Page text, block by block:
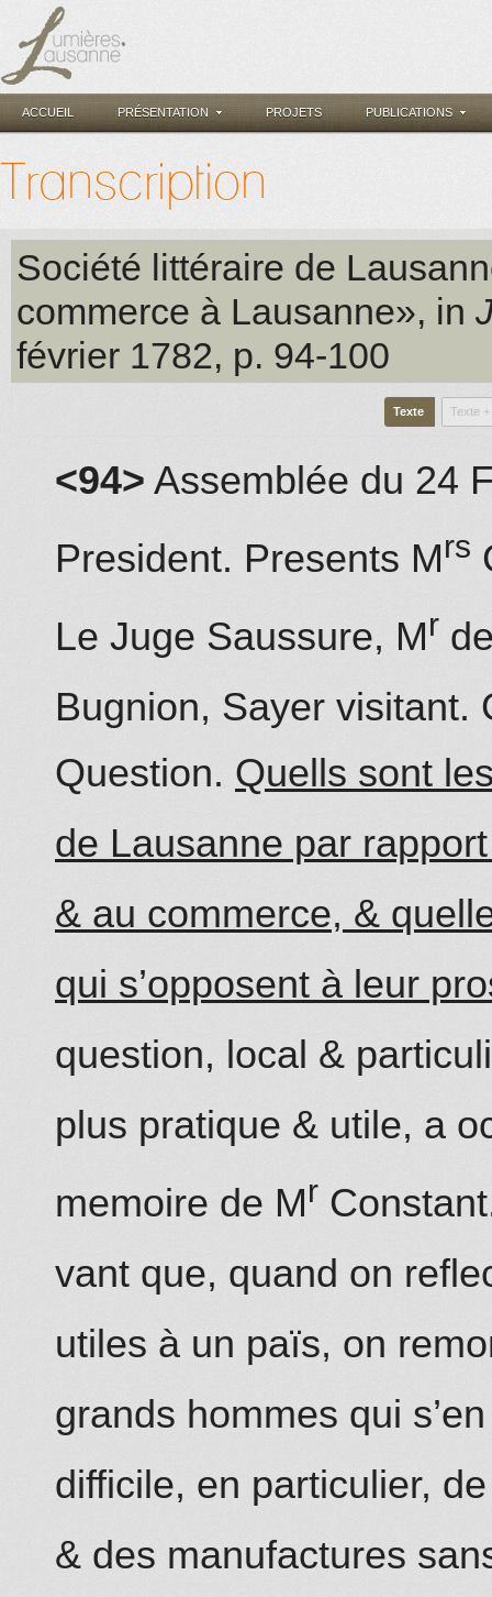
ACCUEIL PRÉSENTATION PROJETS PUBLICATIONS
Transcription
Société littéraire de
commerce à Lausanne», in
février 1782, p. 94-100
Texte Texte
<94> Assemblée du 24
President. Presents Mrs
Le Juge Saussure, Mr
Bugnion, Sayer visitant.
Question. Quells sont
de Lausanne par
& au commerce, &
qui s’opposent à leur
question, local &
plus pratique & utile, a
memoire de Mr
vant que, quand on
utiles à un païs, on
grands hommes qui
difficile, en particulier,
& des manufactures